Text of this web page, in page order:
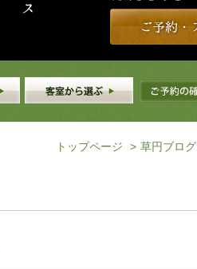
トップページ > 草円ブログ